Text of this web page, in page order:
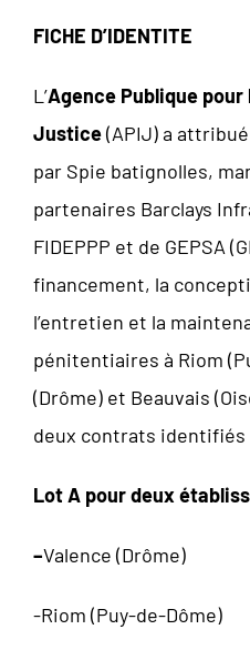
FICHE D’IDENTITE
L’Agence Publique pour
Justice(APIJ) a
par Spie batignolles,
partenaires Barclays
FIDEPPP et de GEPSA
financement, la
l’entretien et la
pénitentiaires à Riom
(Drôme) et Beauvais
deux contrats identifiés
Lot A pour deux
–Valence (Drôme)
-Riom (Puy-de-Dôme)